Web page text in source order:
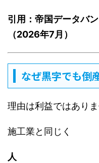
引用：帝国データバ
（2026年7月）
なぜ黒字でも倒
理由は利益ではありま
施工業と同じく
人